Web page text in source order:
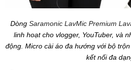
Dòng Saramonic LavMic Premium
linh hoạt cho vlogger, YouTuber, và
động. Micro cài áo đa hướng với bộ
kết nối đa